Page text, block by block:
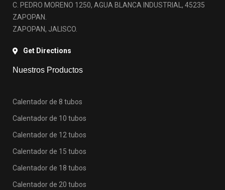
C. PEDRO MORENO 1250, AGUA BLANCA INDUSTRIAL, 45235
ZAPOPAN.
ZAPOPAN, JALISCO.
Get Directions
Nuestros Productos
Calentador de 8 tubos
Calentador de 10 tubos
Calentador de 12 tubos
Calentador de 15 tubos
Calentador de 18 tubos
Calentador de 20 tubos